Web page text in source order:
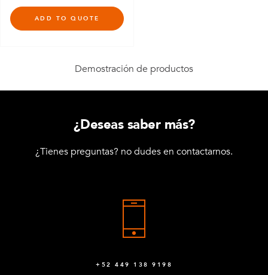
ADD TO QUOTE
Demostración de productos
¿Deseas saber más?
¿Tienes preguntas? no dudes en contactarnos.
+52 449 138 9198